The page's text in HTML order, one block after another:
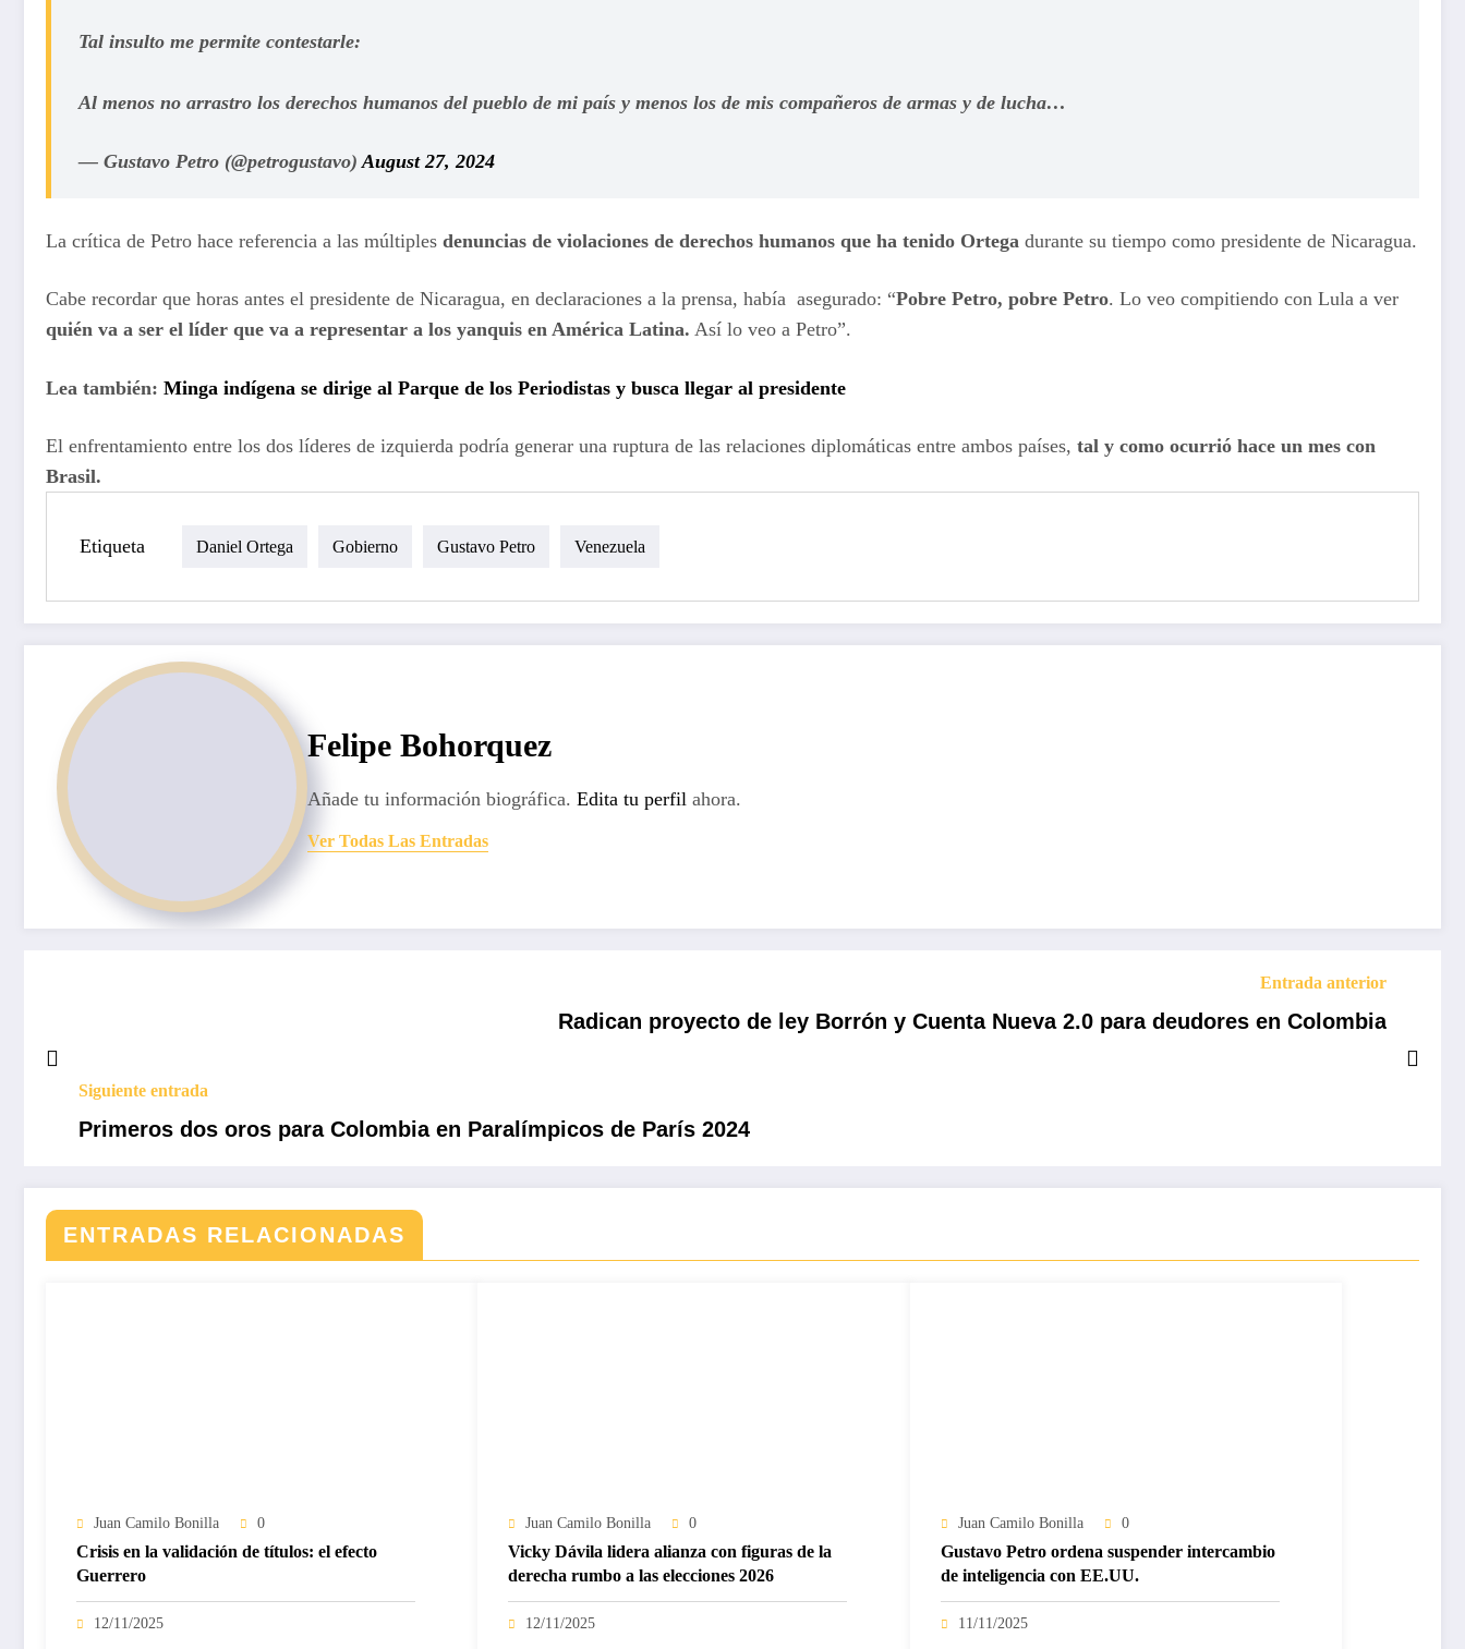
Tal insulto me permite contestarle:
Al menos no arrastro los derechos humanos del pueblo de mi país y menos los de mis compañeros de armas y de lucha…
— Gustavo Petro (@petrogustavo) August 27, 2024
La crítica de Petro hace referencia a las múltiples denuncias de violaciones de derechos humanos que ha tenido Ortega durante su tiempo como presidente de Nicaragua.
Cabe recordar que horas antes el presidente de Nicaragua, en declaraciones a la prensa, había asegurado: “Pobre Petro, pobre Petro. Lo veo compitiendo con Lula a ver
quién va a ser el líder que va a representar a los yanquis en América Latina. Así lo veo a Petro”.
Lea también: Minga indígena se dirige al Parque de los Periodistas y busca llegar al presidente
El enfrentamiento entre los dos líderes de izquierda podría generar una ruptura de las relaciones diplomáticas entre ambos países, tal y como ocurrió hace un mes con
Brasil.
Etiqueta Daniel Ortega Gobierno Gustavo Petro Venezuela
Felipe Bohorquez
Añade tu información biográfica. Edita tu perfil ahora.
Ver Todas Las Entradas
Entrada anterior
Radican proyecto de ley Borrón y Cuenta Nueva 2.0 para deudores en Colombia
Siguiente entrada
Primeros dos oros para Colombia en Paralímpicos de París 2024
ENTRADAS RELACIONADAS
Juan Camilo Bonilla 0
Crisis en la validación de títulos: el efecto
Guerrero
12/11/2025
Juan Camilo Bonilla 0
Vicky Dávila lidera alianza con figuras de la
derecha rumbo a las elecciones 2026
12/11/2025
Juan Camilo Bonilla 0
Gustavo Petro ordena suspender intercambio
de inteligencia con EE.UU.
11/11/2025